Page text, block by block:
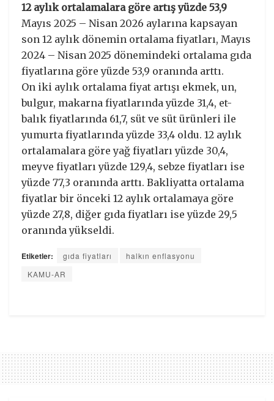
12 aylık ortalamalara göre artış yüzde 53,9
Mayıs 2025 – Nisan 2026 aylarına kapsayan
son 12 aylık dönemin ortalama fiyatları, Mayıs
2024 – Nisan 2025 dönemindeki ortalama gıda
fiyatlarına göre yüzde 53,9 oranında arttı.
On iki aylık ortalama fiyat artışı ekmek, un,
bulgur, makarna fiyatlarında yüzde 31,4, et-
balık fiyatlarında 61,7, süt ve süt ürünleri ile
yumurta fiyatlarında yüzde 33,4 oldu. 12 aylık
ortalamalara göre yağ fiyatları yüzde 30,4,
meyve fiyatları yüzde 129,4, sebze fiyatları ise
yüzde 77,3 oranında arttı. Bakliyatta ortalama
fiyatlar bir önceki 12 aylık ortalamaya göre
yüzde 27,8, diğer gıda fiyatları ise yüzde 29,5
oranında yükseldi.
Etiketler: gıda fiyatları
halkın enflasyonu
KAMU-AR